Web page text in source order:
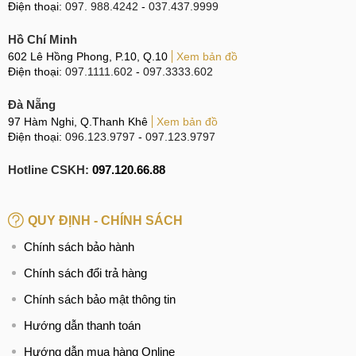
bảo hành trực thuộc hãng. Cho nên cụm màn hình Apple
Ưu điểm: Thời gian thay thế nhanh chóng, hình thức đẹp,
chất lượng hiển thị sắc nét.
Nhược điểm: Giá cao nên khó tiếp cận, với những dòng
Macbook đã ra mắt khá lâu như Macbook Air 2016 thì nguồn
linh kiện này khá khó tìm, không có sẵn để thay thế.
Cụm màn hình Apple Like New
Đây là cụm màn hình chính hãng của Apple nhưng đã qua
quá trình sử dụng. Dù đã qua sử dụng nhưng độ bền và
chất lượng hiển thị không hề kém cạnh. Về hình thức, loại
màn hình này cũng sở hữu hình thức đẹp, không bị va đập
Nếu lựa chọn thay mới loại màn hình này, người dùng nên
Điện thoại: 097. 988.4242 - 037.437.9999
Hồ Chí Minh
602 Lê Hồng Phong, P.10, Q.10
Xem bản đồ
Điện thoại: 097.1111.602 - 097.3333.602
Đà Nẵng
97 Hàm Nghi, Q.Thanh Khê
Xem bản đồ
Điện thoại: 096.123.9797 - 097.123.9797
Hotline CSKH: 097.120.66.88
QUY ĐỊNH - CHÍNH SÁCH
Chính sách bảo hành
Chính sách đổi trả hàng
Chính sách bảo mật thông tin
Hướng dẫn thanh toán
Hướng dẫn mua hàng Online